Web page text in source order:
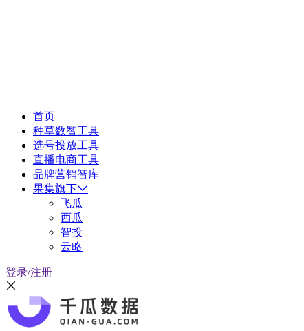
首页
种草数智工具
选号投放工具
直播电商工具
品牌营销智库
果集旗下
飞瓜
西瓜
智投
云略
登录/注册